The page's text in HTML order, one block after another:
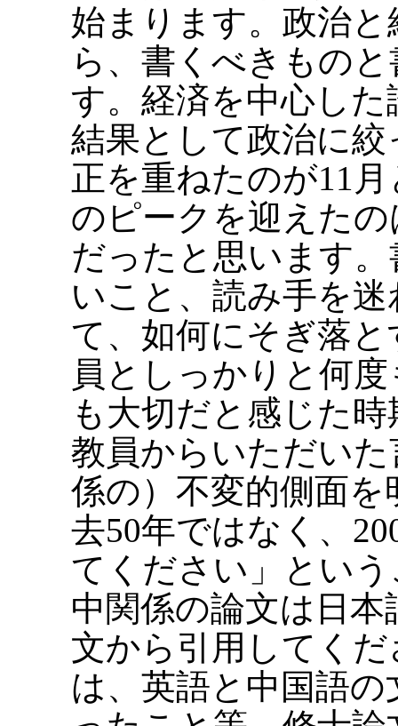
始まります。政治
ら、書くべきもの
す。経済を中心し
結果として政治に
正を重ねたのが11
のピークを迎えた
だったと思います
いこと、読み手を
て、如何にそぎ落
員としっかりと何
も大切だと感じた
教員からいただい
係の）不変的側面
去50年ではなく、
てください」とい
中関係の論文は日
文から引用してく
は、英語と中国語